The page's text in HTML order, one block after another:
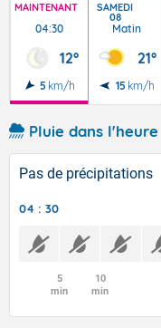
MAINTENANT
04:30
12°
5 km/h
SAMEDI
08
Matin
21°
15 km/h
Pluie dans l'heure
Pas de précipitations
04 : 30
5
min
10
min